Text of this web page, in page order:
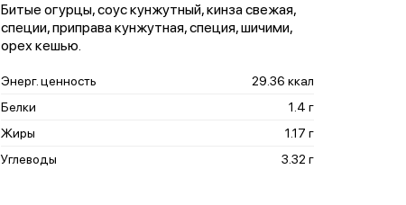
Битые огурцы, соус кунжутный, кинза свежая,
специи, приправа кунжутная, специя, шичими,
орех кешью.
Энерг. ценность
29.36 ккал
Белки
1.4 г
Жиры
1.17 г
Углеводы
3.32 г